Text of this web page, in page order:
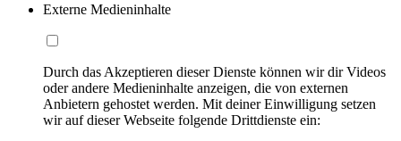
Externe Medieninhalte
Durch das Akzeptieren dieser Dienste können wir dir Videos
oder andere Medieninhalte anzeigen, die von externen
Anbietern gehostet werden. Mit deiner Einwilligung setzen
wir auf dieser Webseite folgende Drittdienste ein: